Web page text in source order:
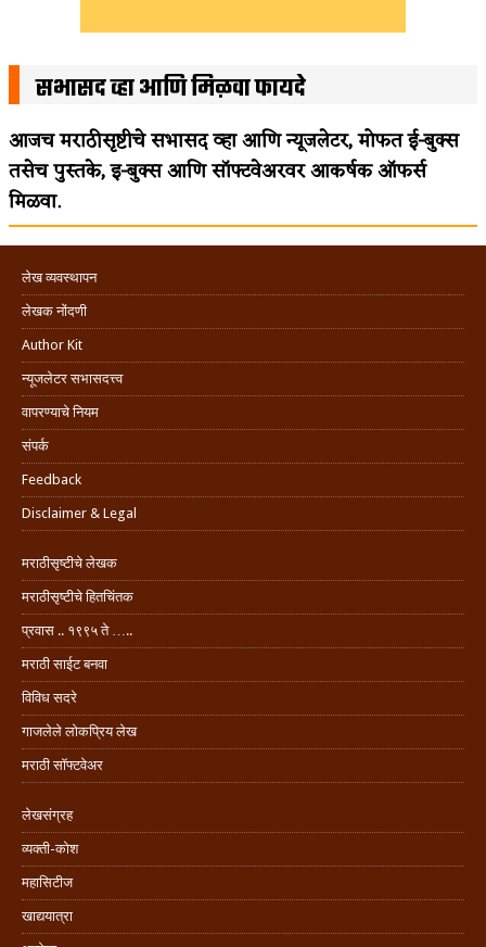
सभासद व्हा आणि मिळवा फायदे
आजच मराठीसृष्टीचे सभासद व्हा आणि न्यूजलेटर, मोफत ई-बुक्स
तसेच पुस्तके, इ-बुक्स आणि सॉफ्टवेअरवर आकर्षक ऑफर्स
मिळवा.
लेख व्यवस्थापन
लेखक नोंदणी
Author Kit
न्यूजलेटर सभासदत्त्व
वापरण्याचे नियम
संपर्क
Feedback
Disclaimer & Legal
मराठीसृष्टीचे लेखक
मराठीसृष्टीचे हितचिंतक
प्रवास .. १९९५ ते …..
मराठी साईट बनवा
विविध सदरे
गाजलेले लोकप्रिय लेख
मराठी सॉफ्टवेअर
लेखसंग्रह
व्यक्ती-कोश
महासिटीज
खाद्ययात्रा